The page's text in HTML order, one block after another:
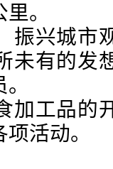
。
振兴城市
未有的发
加工品的
活动。